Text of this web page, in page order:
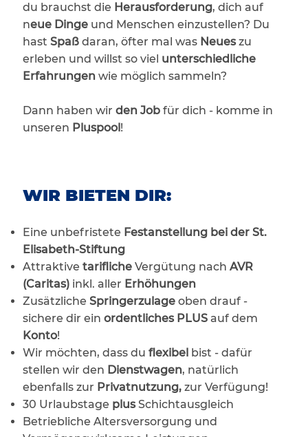
du brauchst die Herausforderung, dich auf
neue Dingeund Menschen einzustellen? Du
hast Spaßdaran, öfter mal was Neueszu
erleben und willst so viel unterschiedliche
Erfahrungenwie möglich sammeln?
Dann haben wir den Job für dich - komme in
unseren Pluspool !
WIR BIETEN DIR:
Eine unbefristete Festanstellung bei der St.
Elisabeth-Stiftung
Attraktive tarifliche Vergütung nach AVR
(Caritas)inkl. aller Erhöhungen
Zusätzliche Springerzulage oben drauf -
sichere dir ein ordentliches PLUSauf dem
Konto!
Wir möchten, dass du flexibel bist - dafür
stellen wir den Dienstwagen, natürlich
ebenfalls zur Privatnutzung, zur Verfügung!
30 Urlaubstage plusSchichtausgleich
Betriebliche Altersversorgung und